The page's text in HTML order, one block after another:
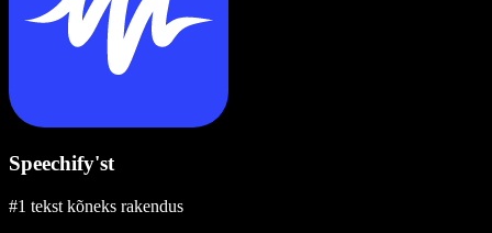
Speechify'st
#1 tekst kõneks rakendus